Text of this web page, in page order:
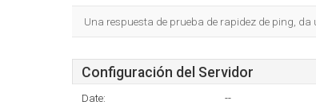
Una respuesta de prueba de rapidez de ping, da
Configuración del Servidor
Date: --